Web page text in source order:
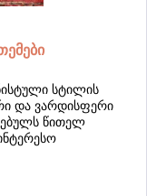
სტილის
და ვარდისფერი
წითელ